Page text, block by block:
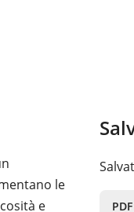
le
e